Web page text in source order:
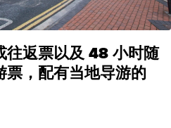
往返票以及 48 小时随
票，配有当地导游的